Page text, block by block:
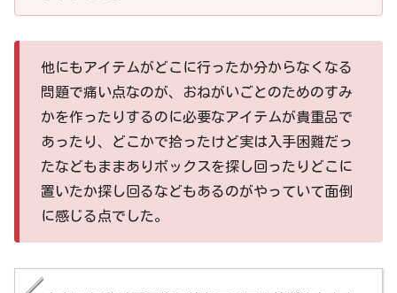
他にもアイテムがどこに行ったか分からなくなる
問題で痛い点なのが、おねがいごとのためのすみ
かを作ったりするのに必要なアイテムが貴重品で
あったり、どこかで拾ったけど実は入手困難だっ
たなどもままありボックスを探し回ったりどこに
置いたか探し回るなどもあるのがやっていて面倒
に感じる点でした。